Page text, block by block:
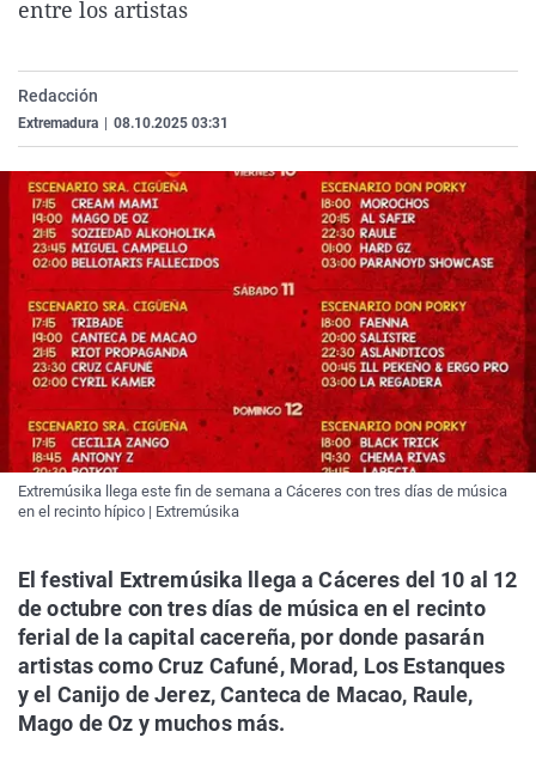
Operación Viuda
Navarra
País Vasco
entre los artistas
Redacción
Extremadura 08.10.2025 03:31
Extremúsika llega este fin de semana a Cáceres con tres días de música
en el recinto hípico | Extremúsika
El festival Extremúsika llega a Cáceres del 10 al 12
de octubre con tres días de música en el recinto
ferial de la capital cacereña, por donde pasarán
artistas como Cruz Cafuné, Morad, Los Estanques
y el Canijo de Jerez, Canteca de Macao, Raule,
Mago de Oz y muchos más.